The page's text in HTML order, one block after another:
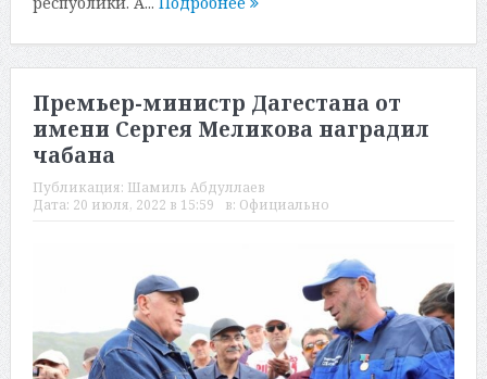
Премьер-министр Дагестана от
имени Сергея Меликова наградил
чабана
Публикация: Шамиль Абдуллаев
Дата: 20 июля, 2022 в 15:59 в: Официально